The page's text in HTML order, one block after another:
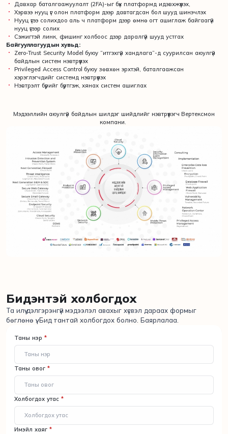
Давхар баталгаажуулалт (2FA)-ыг бүх платформд идэвхжүүлэх,
Хэрвээ нууц үг олон платформ дээр давтагдсан бол шууд шинэчлэх
Нууц үгээ солихдоо аль ч платформ дээр өмнө огт ашиглаж байгаагүй
нууц үгээр солих
Сэжигтэй линк, фишинг холбоос дээр даралгүй шууд устгах
Байгууллагуудын хувьд:
Zero-Trust Security Model буюу “итгэхгүй хандлага”-д суурилсан аюулгүй
байдлын систем нэвтрүүлэх
Privileged Access Control буюу зөвхөн эрхтэй, баталгаажсан
хэрэглэгчдийг системд нэвтрүүлэх
Нэвтрэлт бүрийг бүртгэж, хянах систем ашиглах
Мэдээллийн аюулгүй байдлын шилдэг шийдлийг нэвтрүүлэгч Вертексмон
компани.
Бидэнтэй холбогдох
Та илүү дэлгэрэнгүй мэдээлэл авахыг хүсвэл дараах формыг
бөглөнө үү. Бид тантай холбогдох болно. Баярлалаа.
Таны нэр *
Таны овог *
Холбогдох утас *
Имэйл хаяг *